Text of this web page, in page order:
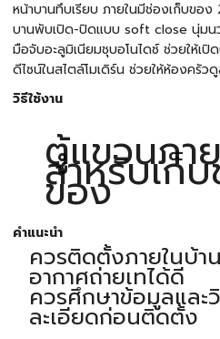
หน้าบานทึบเรียบ ภายในมีช่องเก็บขอ
บานพับเปิด-ปิดแบบ soft close นุ่มน
มือจับอะลูมิเนียมชุบอโนไดซ์ ช่วยให้เปิ
ดีไซน์ในสไตล์โมเดิร์น ช่วยให้ห้องครั
วิธีใช้งาน
ตู้แขวนภา
สำหรับเก็
ของ
คำแนะนำ
ควรติดตั้งภายในบ้า
อากาศถ่ายเทได้ดี
ควรศึกษาข้อมูลและ
ละเอียดก่อนติดตั้ง